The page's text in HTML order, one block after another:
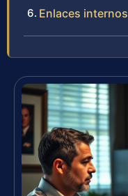
Enlaces internos